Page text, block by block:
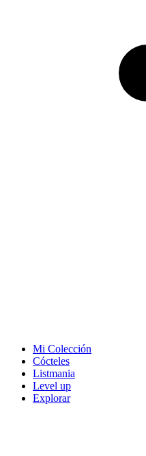
Mi Colección
Cócteles
Listmania
Level up
Explorar